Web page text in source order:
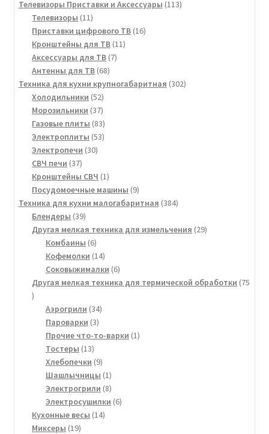
Телевизоры Приставки и Аксессуары 113113
Телевизоры 1111
товаров
Приставки цифрового ТВ 1616
Кронштейны для ТВ 1111
Аксессуары для ТВ 77
Антенны для ТВ 6868
товаров
Техника для кухни крупногабаритная 302302
Холодильники 5252
товара
Морозильники 3737
товаров
Газовые плиты 8383
товара
Электроплиты 5353
Электропечи 3030
СВЧ печи 3737
товаров
Кронштейны СВЧ 11
товар
Посудомоечные машины 99
товаров
Техника для кухни малогабаритная 384384
Блендеры 3939
товаров
Другая мелкая техника для измельчения 2929
Комбаины 66
товаров
Кофемолки 1414
товаров
Соковыжималки 66
товаров
Другая мелкая техника для термической обработки 75
75
товаров
Аэрогрили 3434
Пароварки 33
товара
Прочие что-то-варки 11
Тостеры 1313
товаров
Хлебопечки 99
товаров
Шашлычницы 11
товар
Электрогрили 88
товаров
Электросушилки 66
Кухонные весы 1414
Миксеры 1919